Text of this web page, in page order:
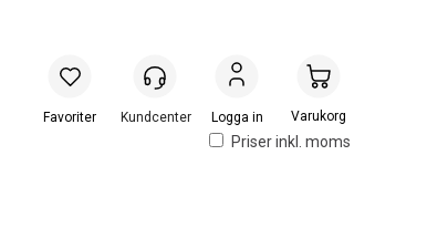
Priser inkl. moms
Logga in Handlevogn